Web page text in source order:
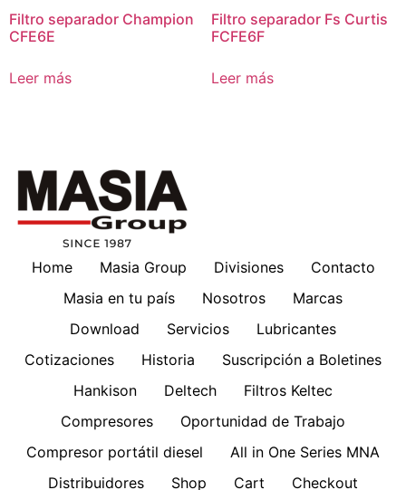
Filtro separador Champion
CFE6E
Leer más
Filtro separador Fs Curtis
FCFE6F
Leer más
Home Masia Group Divisiones
Contacto
Masia en tu país
Nosotros
Marcas
Download
Servicios
Lubricantes
Cotizaciones
Historia
Suscripción a Boletines
Hankison
Deltech
Filtros Keltec
Compresores
Oportunidad de Trabajo
Compresor portátil diesel
All in One Series MNA
Distribuidores
Shop Cart Checkout